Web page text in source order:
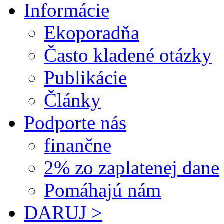
Informácie
Ekoporadňa
Často kladené otázky
Publikácie
Články
Podporte nás
finančne
2% zo zaplatenej dane
Pomáhajú nám
DARUJ >